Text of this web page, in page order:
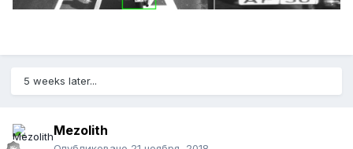
5 weeks later...
Mezolith